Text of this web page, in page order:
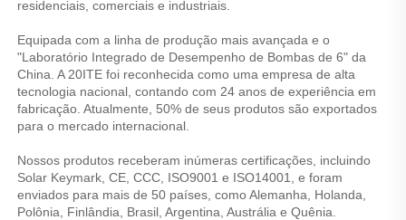
residenciais, comerciais e industriais.
Equipada com a linha de produção mais avançada e o
"Laboratório Integrado de Desempenho de Bombas de 6" da
China. A 20ITE foi reconhecida como uma empresa de alta
tecnologia nacional, contando com 24 anos de experiência em
fabricação. Atualmente, 50% de seus produtos são exportados
para o mercado internacional.
Nossos produtos receberam inúmeras certificações, incluindo
Solar Keymark, CE, CCC, ISO9001 e ISO14001, e foram
enviados para mais de 50 países, como Alemanha, Holanda,
Polônia, Finlândia, Brasil, Argentina, Austrália e Quênia.